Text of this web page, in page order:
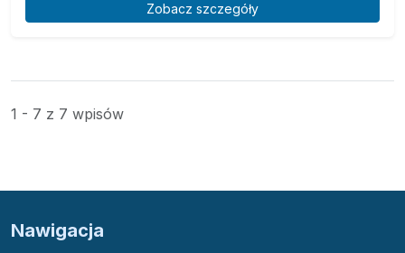
Zobacz szczegóły
1 - 7 z 7 wpisów
Nawigacja